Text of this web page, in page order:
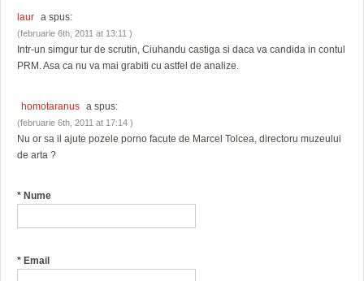
laur a spus:
(februarie 6th, 2011 at 13:11 )
Intr-un simgur tur de scrutin, Ciuhandu castiga si daca va candida in contul
PRM. Asa ca nu va mai grabiti cu astfel de analize.
homotaranus a spus:
(februarie 6th, 2011 at 17:14 )
Nu or sa il ajute pozele porno facute de Marcel Tolcea, directoru muzeului
de arta ?
* Nume
* Email